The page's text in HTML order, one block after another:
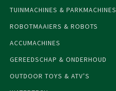
TUINMACHINES & PARKMACHINES
ROBOTMAAIERS & ROBOTS
ACCUMACHINES
GEREEDSCHAP & ONDERHOUD
OUTDOOR TOYS & ATV’S